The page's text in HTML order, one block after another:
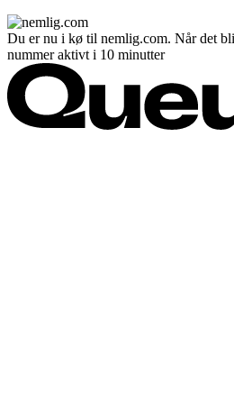
Du er nu i kø til nemlig.com. Når det
nummer aktivt i 10 minutter